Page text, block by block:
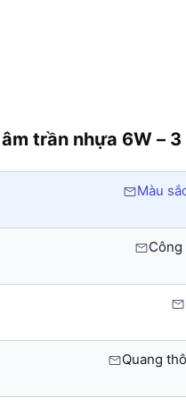
trần nhựa 6W –
Màu
Công
Quang